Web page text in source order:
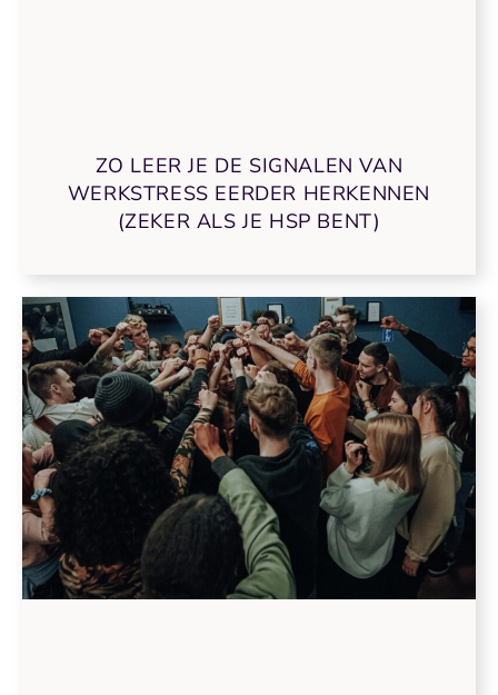
ZO LEER JE DE SIGNALEN VAN
WERKSTRESS EERDER HERKENNEN
(ZEKER ALS JE HSP BENT)